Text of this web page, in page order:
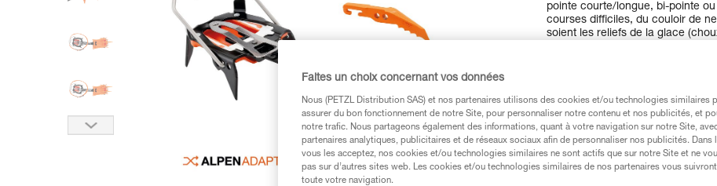
pointe courte/longue, bi-pointe
courses difficiles, du couloir de
soient les reliefs de la glace
La disposition des pointes vous
de fixation LEVERLOCK FIL est
Trouvez un revendeur
Faites un choix concernant vos données
Nous (PETZL Distribution SAS) et nos partenaires utilisons des cookies et/ou technologies similaires
assurer du bon fonctionnement de notre Site, pour personnaliser notre contenu et nos publicités, et
notre trafic. Nous partageons également des informations, quant à votre navigation sur notre Site,
partenaires analytiques, publicitaires et de réseaux sociaux afin de personnaliser nos publicités. Dans
vous les acceptez, nos cookies et/ou technologies similaires ne sont actifs que sur notre Site et ne
pas sur d’autres sites web. Les cookies et/ou technologies similaires de nos partenaires vous
toute votre navigation.